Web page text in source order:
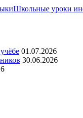
Школьные уроки
01.07.2026
30.06.2026